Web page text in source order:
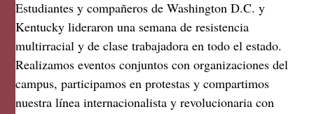
Estudiantes y compañeros de Washington D.C. y
Kentucky lideraron una semana de resistencia
multirracial y de clase trabajadora en todo el estado.
Realizamos eventos conjuntos con organizaciones del
campus, participamos en protestas y compartimos
nuestra línea internacionalista y revolucionaria con